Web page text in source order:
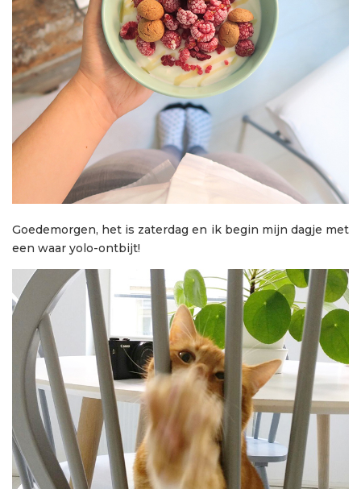
Goedemorgen, het is zaterdag en ik begin mijn dagje met
een waar yolo-ontbijt!